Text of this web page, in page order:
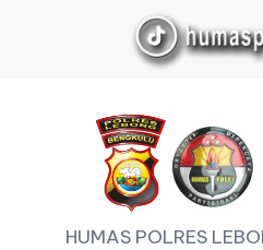
HUMAS POLRES